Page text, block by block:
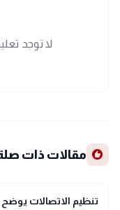
لا توجد
recommend مقالات ذات
الأخبار المحلية
تنظيم الاتصالات يوضح